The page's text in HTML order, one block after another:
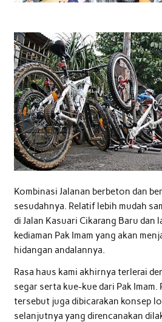
Kombinasi Jalanan berbeton dan
sesudahnya. Relatif lebih mudah
di Jalan Kasuari Cikarang Baru dan
kediaman Pak Imam yang akan
hidangan andalannya.
Rasa haus kami akhirnya terlerai
segar serta kue-kue dari Pak Imam.
tersebut juga dibicarakan konsep
selanjutnya yang direncanakan